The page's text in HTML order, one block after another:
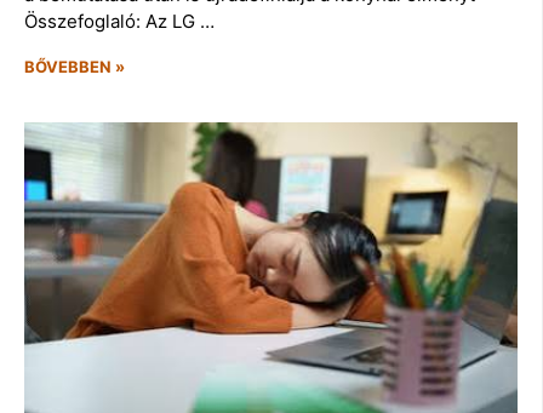
Összefoglaló: Az LG …
BŐVEBBEN »